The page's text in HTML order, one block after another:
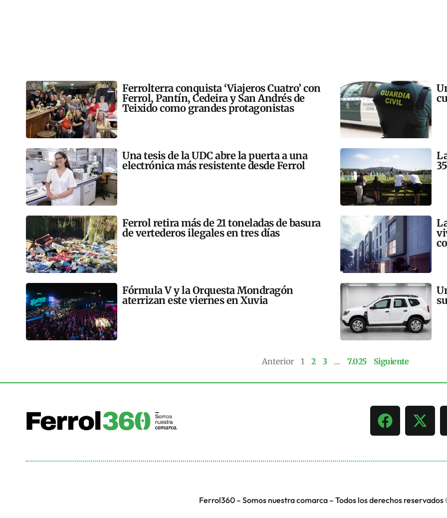
Ferrolterra conquista ‘Viajeros Cuatro’ con
Ferrol, Pantín, Cedeira y San Andrés de
Teixido como grandes protagonistas
Una tesis de la UDC abre la puerta a una
electrónica más resistente desde Ferrol
Ferrol retira más de 21 toneladas de basura
de vertederos ilegales en tres días
Fórmula V y la Orquesta Mondragón
aterrizan este viernes en Xuvia
Anterior 1 2 3 … 7.025 Siguiente
Ferrol360 – Somos nuestra comarca – Todos los derechos